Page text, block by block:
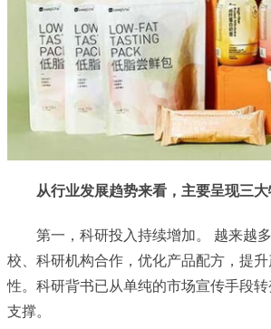
从行业发展趋势来看，主要呈现三大
第一，科研投入持续增加。 越来越
校、科研机构合作，优化产品配方，提
性。科研背书已从单纯的市场宣传手段
支撑。